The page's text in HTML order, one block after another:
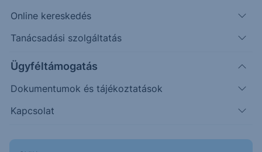
Online kereskedés
Tanácsadási szolgáltatás
Ügyféltámogatás
Dokumentumok és tájékoztatások
Kapcsolat
A statisztikai adatok azt mutatják, hogy értékben a